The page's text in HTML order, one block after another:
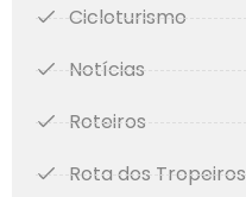
Cicloturismo
Notícias
Roteiros
Rota dos Tropeiros